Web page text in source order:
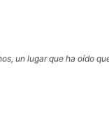
un lugar que ha oído